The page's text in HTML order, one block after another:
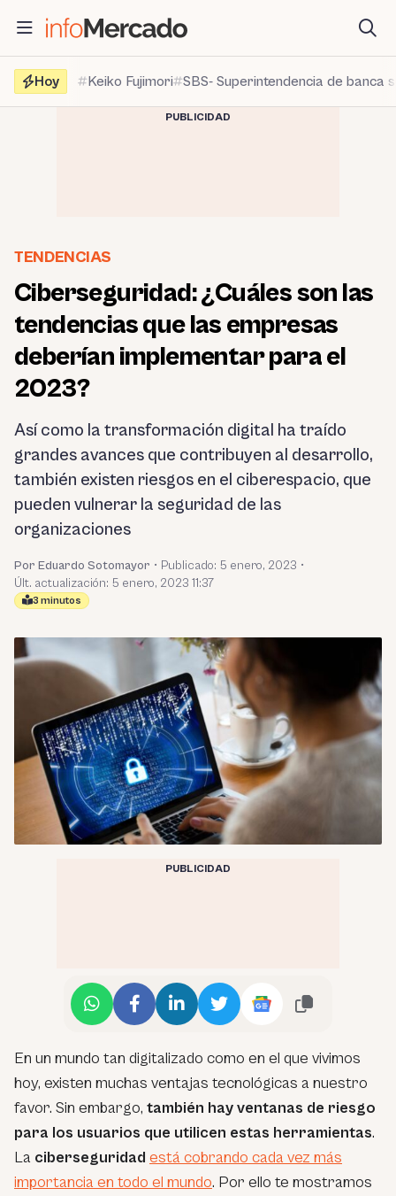
contenido
Hoy
Keiko Fujimori SBS- Superintendencia de banca
PUBLICIDAD
TENDENCIAS
Ciberseguridad: ¿Cuáles son las
tendencias que las empresas
deberían implementar para el
2023?
Así como la transformación digital ha traído
grandes avances que contribuyen al desarrollo,
también existen riesgos en el ciberespacio, que
pueden vulnerar la seguridad de las
organizaciones
Por Eduardo Sotomayor • Publicado: 5 enero, 2023 •
Últ. actualización: 5 enero, 2023 11:37
3 minutos
PUBLICIDAD
En un mundo tan digitalizado como en el que vivimos
hoy, existen muchas ventajas tecnológicas a nuestro
favor. Sin embargo, también hay ventanas de riesgo
para los usuarios que utilicen estas herramientas.
La ciberseguridad está cobrando cada vez más
importancia en todo el mundo. Por ello te mostramos